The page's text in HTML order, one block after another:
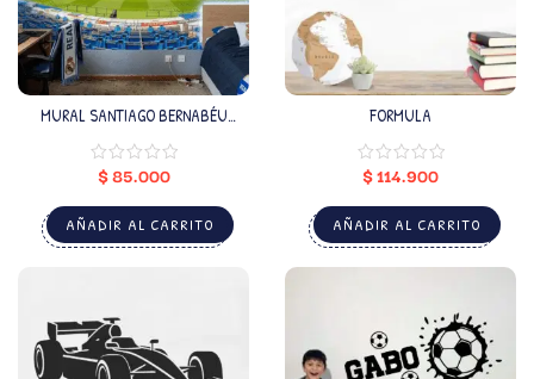
MURAL SANTIAGO BERNABÉU
$85.000
AÑADIR AL CARRITO
FORMULA
$114.900
AÑADIR AL CARRITO